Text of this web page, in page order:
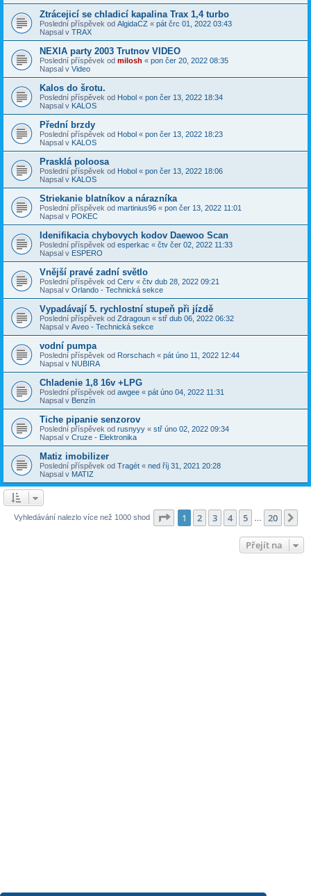
Ztrácejicí se chladicí kapalina Trax 1,4 turbo
Poslední příspěvek od AlgidaCZ « pát črc 01, 2022 03:43
Napsal v TRAX
NEXIA party 2003 Trutnov VIDEO
Poslední příspěvek od milosh « pon čer 20, 2022 08:35
Napsal v Video
Kalos do šrotu.
Poslední příspěvek od Hobol « pon čer 13, 2022 18:34
Napsal v KALOS
Přední brzdy
Poslední příspěvek od Hobol « pon čer 13, 2022 18:23
Napsal v KALOS
Prasklá poloosa
Poslední příspěvek od Hobol « pon čer 13, 2022 18:06
Napsal v KALOS
Striekanie blatníkov a nárazníka
Poslední příspěvek od martinius96 « pon čer 13, 2022 11:01
Napsal v POKEC
Idenifikacia chybovych kodov Daewoo Scan
Poslední příspěvek od esperkac « čtv čer 02, 2022 11:33
Napsal v ESPERO
Vnější pravé zadní světlo
Poslední příspěvek od Cerv « čtv dub 28, 2022 09:21
Napsal v Orlando - Technická sekce
Vypadávají 5. rychlostní stupeň při jízdě
Poslední příspěvek od Zdragoun « stř dub 06, 2022 06:32
Napsal v Aveo - Technická sekce
vodní pumpa
Poslední příspěvek od Rorschach « pát úno 11, 2022 12:44
Napsal v NUBIRA
Chladenie 1,8 16v +LPG
Poslední příspěvek od awgee « pát úno 04, 2022 11:31
Napsal v Benzín
Tiche pipanie senzorov
Poslední příspěvek od rusnyyy « stř úno 02, 2022 09:34
Napsal v Cruze - Elektronika
Matiz imobilizer
Poslední příspěvek od Tragét « ned říj 31, 2021 20:28
Napsal v MATIZ
Vyhledávání nalezlo více než 1000 shod Stránka z 20
1 2 3 4 5 20
Přejít na